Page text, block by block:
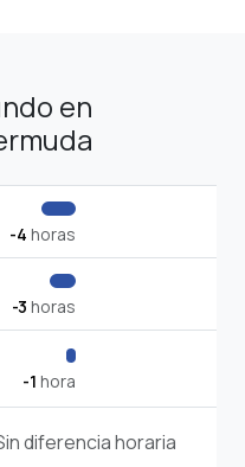
en
-4 horas
-3 horas
-1 hora
diferencia horaria